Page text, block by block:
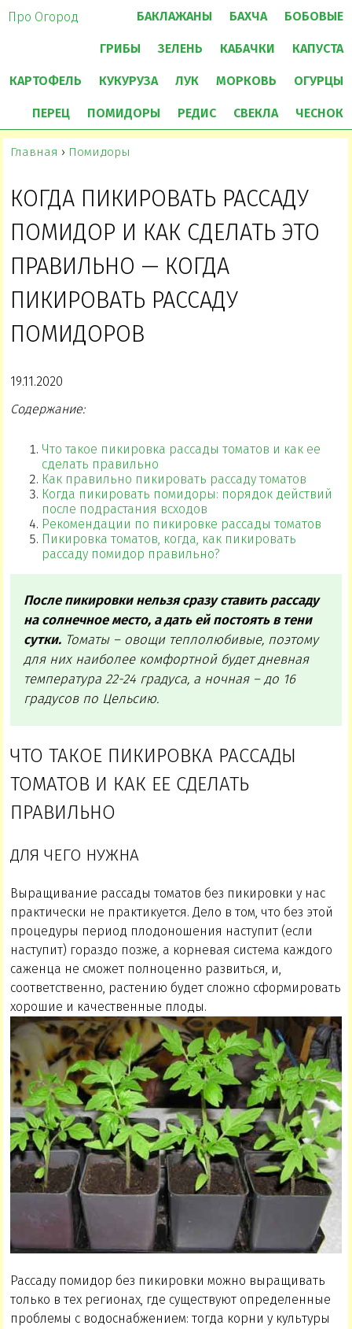
Про Огород БАКЛАЖАНЫ БАХЧА БОБОВЫЕ
ГРИБЫ ЗЕЛЕНЬ КАБАЧКИ КАПУСТА
КАРТОФЕЛЬ КУКУРУЗА ЛУК МОРКОВЬ ОГУРЦЫ
ПЕРЕЦ ПОМИДОРЫ РЕДИС СВЕКЛА ЧЕСНОК
Главная › Помидоры
КОГДА ПИКИРОВАТЬ РАССАДУ
ПОМИДОР И КАК СДЕЛАТЬ ЭТО
ПРАВИЛЬНО — КОГДА
ПИКИРОВАТЬ РАССАДУ
ПОМИДОРОВ
19.11.2020
Содержание:
Что такое пикировка рассады томатов и как ее
сделать правильно
Как правильно пикировать рассаду томатов
Когда пикировать помидоры: порядок действий
после подрастания всходов
Рекомендации по пикировке рассады томатов
Пикировка томатов, когда, как пикировать
рассаду помидор правильно?
После пикировки нельзя сразу ставить рассаду
на солнечное место, а дать ей постоять в тени
сутки. Томаты – овощи теплолюбивые, поэтому
для них наиболее комфортной будет дневная
температура 22-24 градуса, а ночная – до 16
градусов по Цельсию.
ЧТО ТАКОЕ ПИКИРОВКА РАССАДЫ
ТОМАТОВ И КАК ЕЕ СДЕЛАТЬ
ПРАВИЛЬНО
ДЛЯ ЧЕГО НУЖНА
Выращивание рассады томатов без пикировки у нас
практически не практикуется. Дело в том, что без этой
процедуры период плодоношения наступит (если
наступит) гораздо позже, а корневая система каждого
саженца не сможет полноценно развиться, и,
соответственно, растению будет сложно сформировать
хорошие и качественные плоды.
Рассаду помидор без пикировки можно выращивать
только в тех регионах, где существуют определенные
проблемы с водоснабжением: тогда корни у культуры